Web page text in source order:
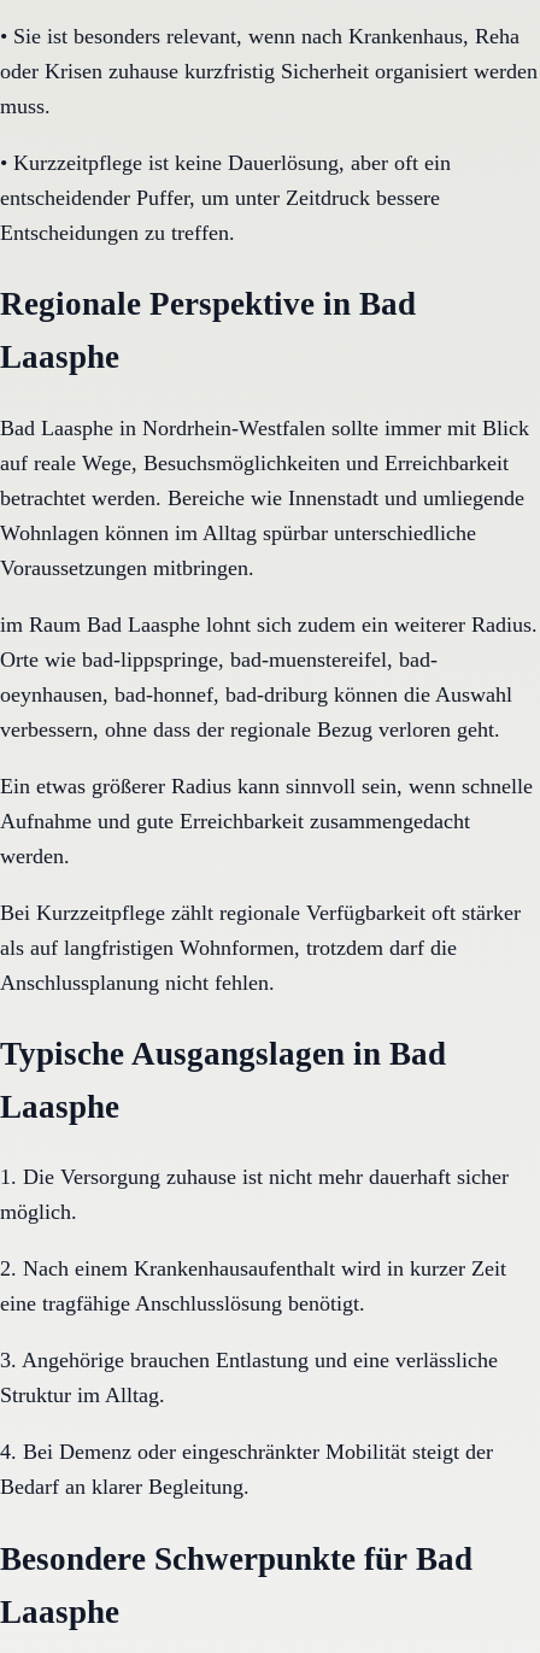
• Sie ist besonders relevant, wenn nach Krankenhaus, Reha
oder Krisen zuhause kurzfristig Sicherheit organisiert werden
muss.
• Kurzzeitpflege ist keine Dauerlösung, aber oft ein
entscheidender Puffer, um unter Zeitdruck bessere
Entscheidungen zu treffen.
Regionale Perspektive in Bad
Laasphe
Bad Laasphe in Nordrhein-Westfalen sollte immer mit Blick
auf reale Wege, Besuchsmöglichkeiten und Erreichbarkeit
betrachtet werden. Bereiche wie Innenstadt und umliegende
Wohnlagen können im Alltag spürbar unterschiedliche
Voraussetzungen mitbringen.
im Raum Bad Laasphe lohnt sich zudem ein weiterer Radius.
Orte wie bad-lippspringe, bad-muenstereifel, bad-
oeynhausen, bad-honnef, bad-driburg können die Auswahl
verbessern, ohne dass der regionale Bezug verloren geht.
Ein etwas größerer Radius kann sinnvoll sein, wenn schnelle
Aufnahme und gute Erreichbarkeit zusammengedacht
werden.
Bei Kurzzeitpflege zählt regionale Verfügbarkeit oft stärker
als auf langfristigen Wohnformen, trotzdem darf die
Anschlussplanung nicht fehlen.
Typische Ausgangslagen in Bad
Laasphe
1. Die Versorgung zuhause ist nicht mehr dauerhaft sicher
möglich.
2. Nach einem Krankenhausaufenthalt wird in kurzer Zeit
eine tragfähige Anschlusslösung benötigt.
3. Angehörige brauchen Entlastung und eine verlässliche
Struktur im Alltag.
4. Bei Demenz oder eingeschränkter Mobilität steigt der
Bedarf an klarer Begleitung.
Besondere Schwerpunkte für Bad
Laasphe